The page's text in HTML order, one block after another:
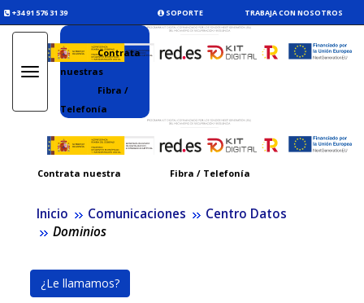
+34 91 576 31 39 SOPORTE TRABAJA CON NOSOTROS
Toggle
Contrata
nuestras
Fibra /
Telefonía
Contrata nuestra Fibra / Telefonía
Inicio Comunicaciones
Centro Datos
Dominios
¿Le llamamos?